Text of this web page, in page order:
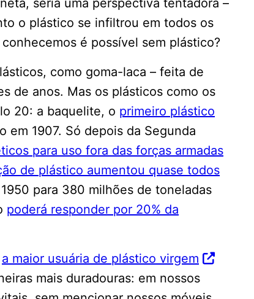
seria uma perspectiva tentadora –
o plástico se infiltrou em todos os
é possível sem plástico?
como goma-laca – feita de
de anos. Mas os plásticos como os
20: a baquelite, o primeiro plástico
em 1907. Só depois da Segunda
para uso fora das forças armadas
de plástico aumentou quase todos
para 380 milhões de toneladas
poderá responder por 20% da
a maior usuária de plástico virgem
mais duradouras: em nossos